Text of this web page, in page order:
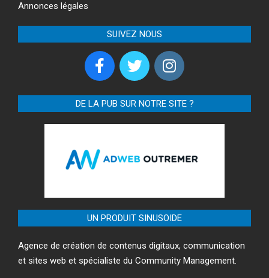
Annonces légales
SUIVEZ NOUS
DE LA PUB SUR NOTRE SITE ?
UN PRODUIT SINUSOIDE
Agence de création de contenus digitaux, communication
et sites web et spécialiste du Community Management.